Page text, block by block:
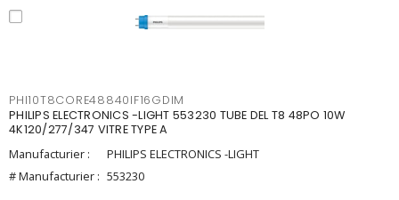
PHI10T8CORE48840IF16GDIM
PHILIPS ELECTRONICS -LIGHT 553230 TUBE DEL T8 48PO 10W
4K120/277/347 VITRE TYPE A
Manufacturier :
PHILIPS ELECTRONICS -LIGHT
# Manufacturier : 553230